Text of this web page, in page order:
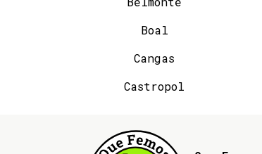
Boal
Cangas
Castropol